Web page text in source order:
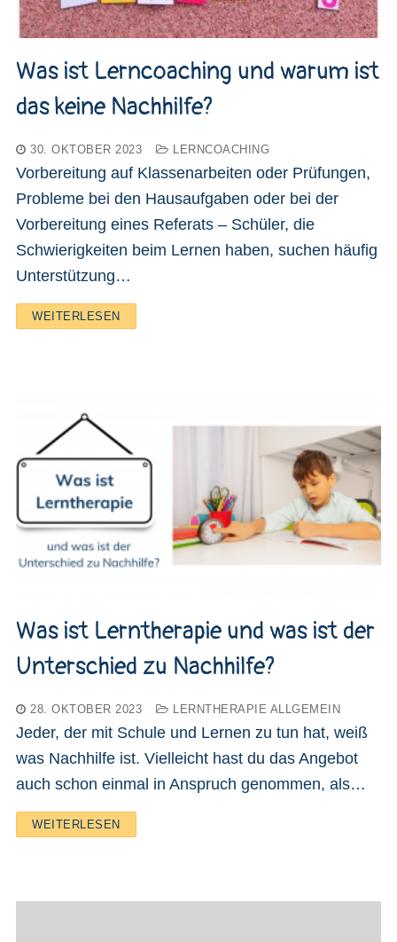
Was ist Lerncoaching und warum ist
das keine Nachhilfe?
30. OKTOBER 2023 LERNCOACHING
Vorbereitung auf Klassenarbeiten oder Prüfungen,
Probleme bei den Hausaufgaben oder bei der
Vorbereitung eines Referats – Schüler, die
Schwierigkeiten beim Lernen haben, suchen häufig
Unterstützung…
WEITERLESEN
Was ist Lerntherapie und was ist der
Unterschied zu Nachhilfe?
28. OKTOBER 2023 LERNTHERAPIE ALLGEMEIN
Jeder, der mit Schule und Lernen zu tun hat, weiß
was Nachhilfe ist. Vielleicht hast du das Angebot
auch schon einmal in Anspruch genommen, als…
WEITERLESEN